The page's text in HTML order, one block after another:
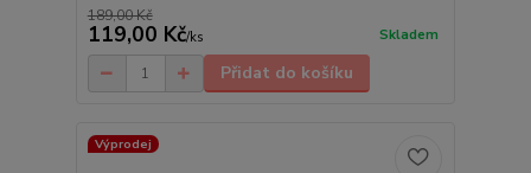
189,00 Kč
119,00 Kč/ks Skladem
Přidat do košíku
Výprodej